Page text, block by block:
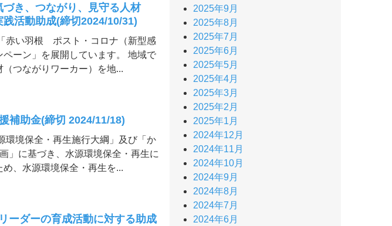
き、つながり、見守る人材
践活動助成(締切2024/10/31)
赤い羽根 ポスト・コロナ（新型感
ーン」を展開しています。 地域で
つながりワーカー）を地...
補助金(締切 2024/11/18)
環境保全・再生施行大綱」及び「か
」に基づき、水源環境保全・再生に
、水源環境保全・再生を...
ーダーの育成活動に対する助成
2025年9月
2025年8月
2025年7月
2025年6月
2025年5月
2025年4月
2025年3月
2025年2月
2025年1月
2024年12月
2024年11月
2024年10月
2024年9月
2024年8月
2024年7月
2024年6月